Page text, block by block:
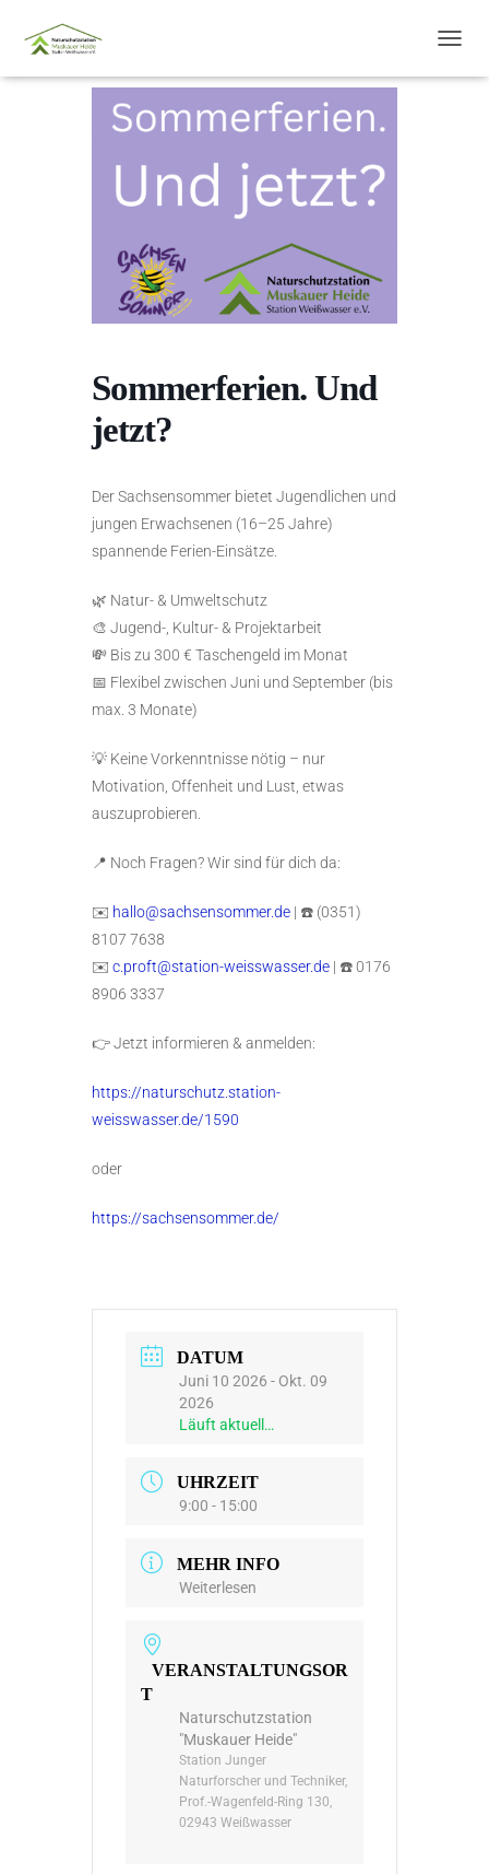
A
Sommerferien. Und
jetzt?
Der Sachsensommer bietet Jugendlichen und
jungen Erwachsenen (16–25 Jahre)
spannende Ferien-Einsätze.
🌿 Natur- & Umweltschutz
🎨 Jugend-, Kultur- & Projektarbeit
💸 Bis zu 300 € Taschengeld im Monat
📅 Flexibel zwischen Juni und September (bis
max. 3 Monate)
💡 Keine Vorkenntnisse nötig – nur
Motivation, Offenheit und Lust, etwas
auszuprobieren.
📍 Noch Fragen? Wir sind für dich da:
✉️ hallo@sachsensommer.de | ☎️ (0351)
8107 7638
✉️ c.proft@station-weisswasser.de | ☎️ 0176
8906 3337
👉 Jetzt informieren & anmelden:
https://naturschutz.station-
weisswasser.de/1590
oder
https://sachsensommer.de/
DATUM
Juni 10 2026 - Okt. 09
2026
Läuft aktuell…
UHRZEIT
9:00 - 15:00
MEHR INFO
Weiterlesen
VERANSTALTUNGSOR
T
Naturschutzstation
"Muskauer Heide"
Station Junger
Naturforscher und Techniker,
Prof.-Wagenfeld-Ring 130,
02943 Weißwasser